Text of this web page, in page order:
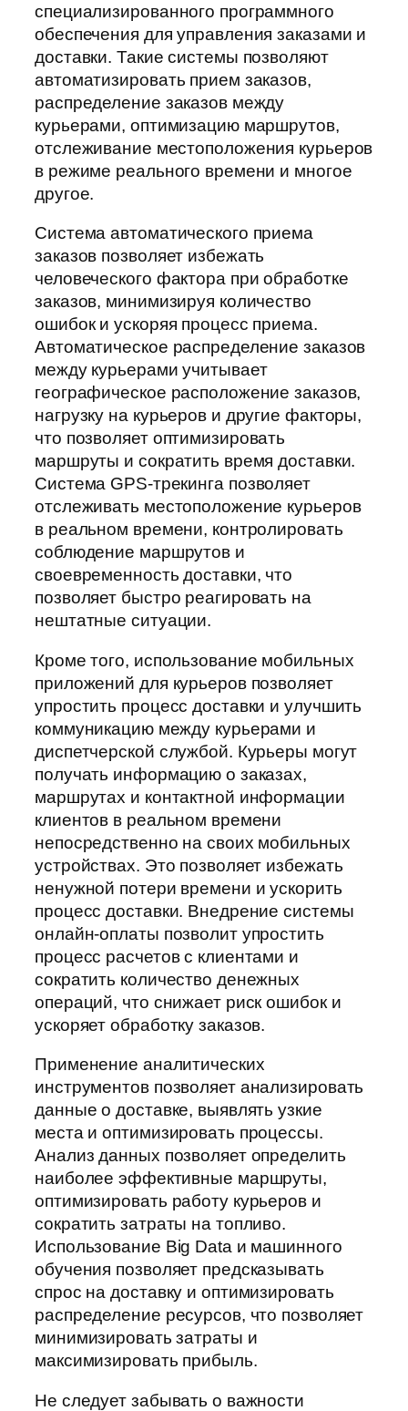
специализированного программного
обеспечения для управления заказами и
доставки. Такие системы позволяют
автоматизировать прием заказов,
распределение заказов между
курьерами, оптимизацию маршрутов,
отслеживание местоположения курьеров
в режиме реального времени и многое
другое.
Система автоматического приема
заказов позволяет избежать
человеческого фактора при обработке
заказов, минимизируя количество
ошибок и ускоряя процесс приема.
Автоматическое распределение заказов
между курьерами учитывает
географическое расположение заказов,
нагрузку на курьеров и другие факторы,
что позволяет оптимизировать
маршруты и сократить время доставки.
Система GPS-трекинга позволяет
отслеживать местоположение курьеров
в реальном времени, контролировать
соблюдение маршрутов и
своевременность доставки, что
позволяет быстро реагировать на
нештатные ситуации.
Кроме того, использование мобильных
приложений для курьеров позволяет
упростить процесс доставки и улучшить
коммуникацию между курьерами и
диспетчерской службой. Курьеры могут
получать информацию о заказах,
маршрутах и контактной информации
клиентов в реальном времени
непосредственно на своих мобильных
устройствах. Это позволяет избежать
ненужной потери времени и ускорить
процесс доставки. Внедрение системы
онлайн-оплаты позволит упростить
процесс расчетов с клиентами и
сократить количество денежных
операций, что снижает риск ошибок и
ускоряет обработку заказов.
Применение аналитических
инструментов позволяет анализировать
данные о доставке, выявлять узкие
места и оптимизировать процессы.
Анализ данных позволяет определить
наиболее эффективные маршруты,
оптимизировать работу курьеров и
сократить затраты на топливо.
Использование Big Data и машинного
обучения позволяет предсказывать
спрос на доставку и оптимизировать
распределение ресурсов, что позволяет
минимизировать затраты и
максимизировать прибыль.
Не следует забывать о важности